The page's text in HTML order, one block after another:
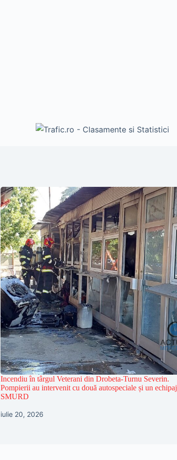
Incendiu în târgul Veterani din Drobeta-Turnu Severin.
Pompierii au intervenit cu două autospeciale și un echipaj
SMURD
iulie 20, 2026